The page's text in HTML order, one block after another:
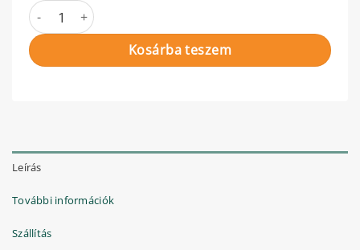
Leírás
További információk
Szállítás
Pingvines bögre mennyiség
Kosárba teszem